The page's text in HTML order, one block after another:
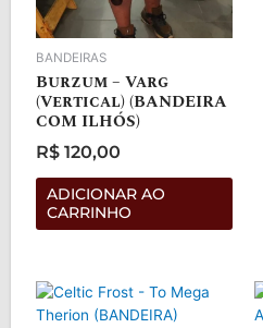
BANDEIRAS
Burzum – Varg
(Vertical) (BANDEIRA
COM ILHÓS)
0
R$ 120,00
ADICIONAR AO
CARRINHO